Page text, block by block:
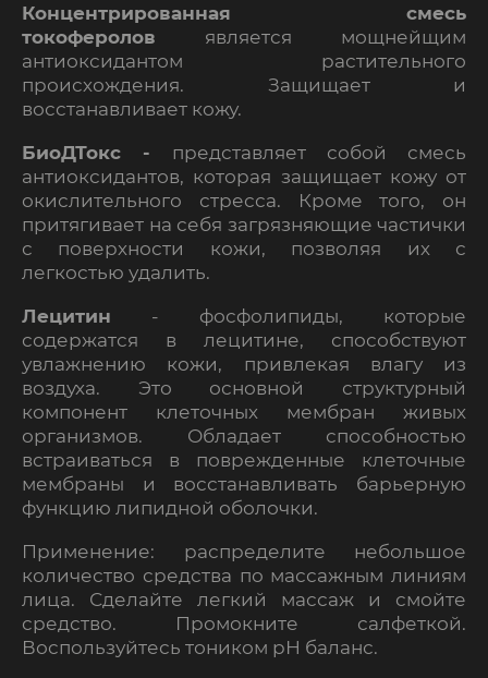
Концентрированная смесь
токоферолов является мощнейщим
антиоксидантом растительного
происхождения. Защищает и
восстанавливает кожу.
БиоДТокс - представляет собой смесь
антиоксидантов, которая защищает кожу от
окислительного стресса. Кроме того, он
притягивает на себя загрязняющие частички
с поверхности кожи, позволяя их с
легкостью удалить.
Лецитин - фосфолипиды, которые
содержатся в лецитине, способствуют
увлажнению кожи, привлекая влагу из
воздуха. Это основной структурный
компонент клеточных мембран живых
организмов. Обладает способностью
встраиваться в поврежденные клеточные
мембраны и восстанавливать барьерную
функцию липидной оболочки.
Применение: распределите небольшое
количество средства по массажным линиям
лица. Сделайте легкий массаж и смойте
средство. Промокните салфеткой.
Воспользуйтесь тоником рН баланс.